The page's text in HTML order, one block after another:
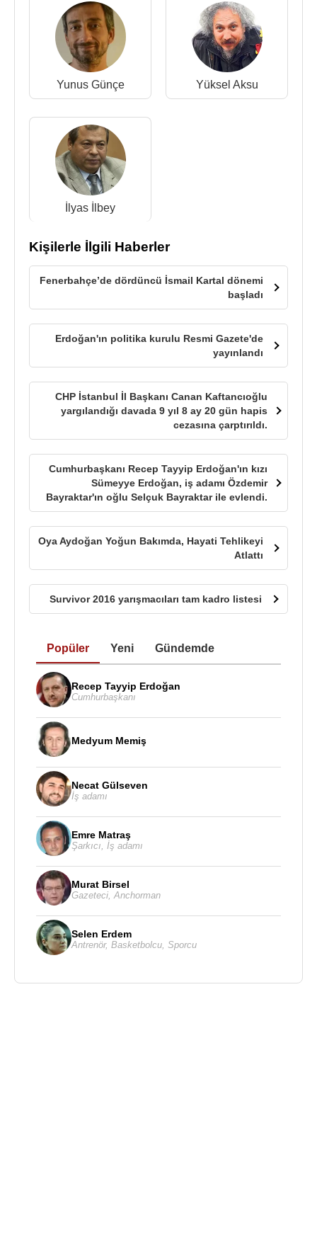
Yunus Günçe Yüksel Aksu
İlyas İlbey
Kişilerle İlgili Haberler
Fenerbahçe’de dördüncü İsmail Kartal dönemi
başladı
Erdoğan'ın politika kurulu Resmi Gazete'de
yayınlandı
CHP İstanbul İl Başkanı Canan Kaftancıoğlu
yargılandığı davada 9 yıl 8 ay 20 gün hapis
cezasına çarptırıldı.
Cumhurbaşkanı Recep Tayyip Erdoğan'ın kızı
Sümeyye Erdoğan, iş adamı Özdemir
Bayraktar'ın oğlu Selçuk Bayraktar ile evlendi.
Oya Aydoğan Yoğun Bakımda, Hayati Tehlikeyi
Atlattı
Survivor 2016 yarışmacıları tam kadro listesi
Popüler Yeni Gündemde
Recep Tayyip Erdoğan
Cumhurbaşkanı
Medyum Memiş
Necat Gülseven
İş adamı
Emre Matraş
Şarkıcı İş adamı
Murat Birsel
Gazeteci Anchorman
Selen Erdem
Antrenör, Basketbolcu Sporcu